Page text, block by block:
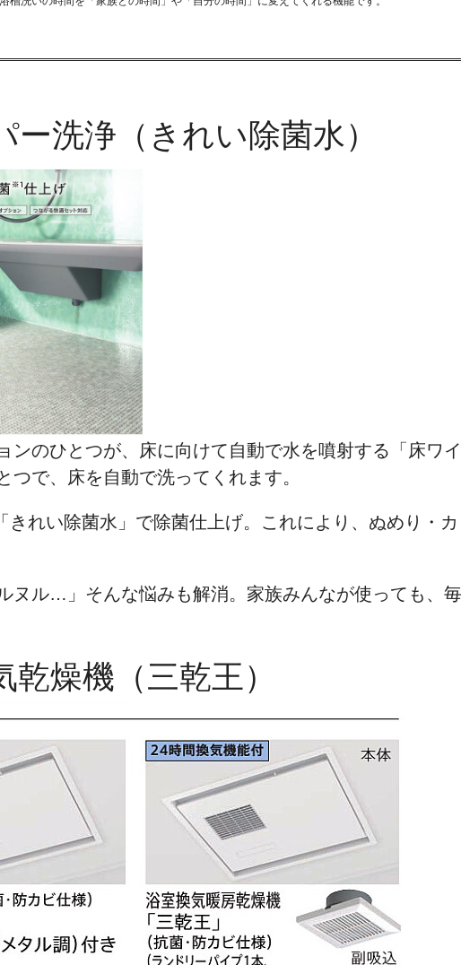
洗浄（きれい除菌水）
ンのひとつが、床に向けて自動で水を噴射する「床ワ
つで、床を自動で洗ってくれます。
きれい除菌水」で除菌仕上げ。これにより、ぬめり・
ヌル…」そんな悩みも解消。家族みんなが使っても、
燥機（三乾王）